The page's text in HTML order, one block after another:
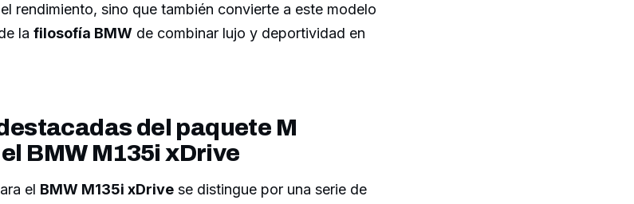
rendimiento, sino que también convierte a este modelo
la filosofía BMW de combinar lujo y deportividad en
del paquete M
BMW M135i xDrive
el BMW M135i xDrive se distingue por una serie de